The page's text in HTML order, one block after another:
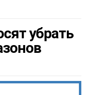
убрать